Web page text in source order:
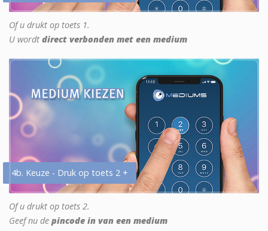
Of u drukt op toets 1.
U wordt direct verbonden met een medium
4b. Keuze - Druk op toets 2 +
Of u drukt op toets 2.
Geef nu de pincode in van een medium